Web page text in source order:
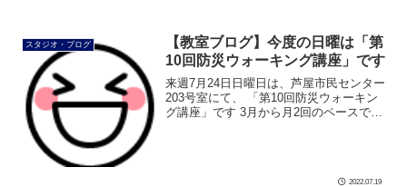
スタジオ・ブログ
【教室ブログ】今度の日曜は「第
10回防災ウォーキング講座」です
来週7月24日日曜日は、芦屋市民センター
203号室にて、 「第10回防災ウォーキン
グ講座」です 3月から月2回のペースで開
2022.07.19